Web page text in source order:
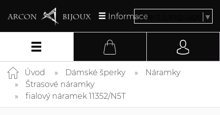
InformaceSelect Language ▼
Úvod Dámské šperky
Náramky
Štrasové náramky
fialový náramek 11352/N5T